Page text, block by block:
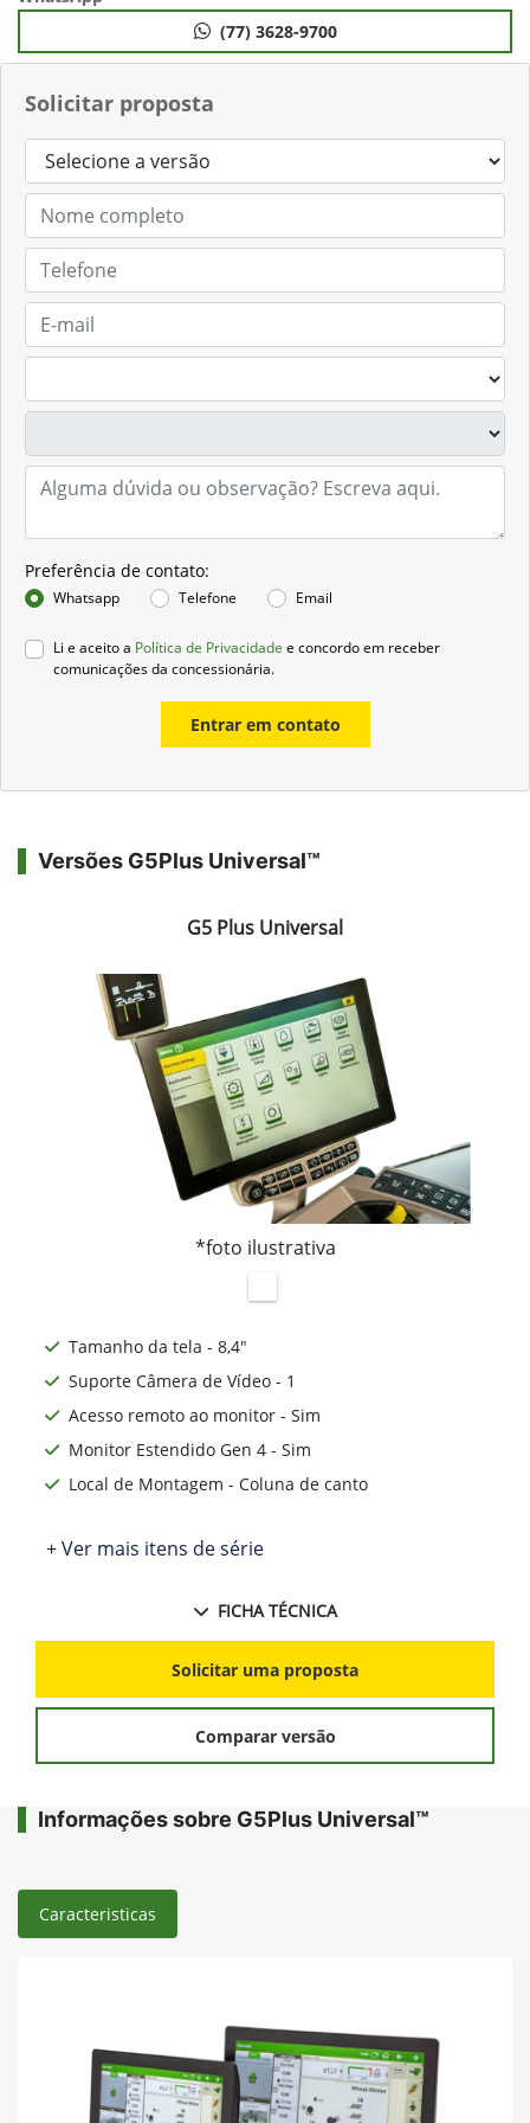
Solicitar proposta
Preferência de contato:
Whatsapp Telefone Email
Li e aceito a Política de Privacidade e concordo em receber
comunicações da concessionária.
Entrar em contato
(77) 3628-9700
Versões G5Plus Universal™
G5 Plus Universal
*foto ilustrativa
Tamanho da tela - 8,4"
Suporte Câmera de Vídeo - 1
Acesso remoto ao monitor - Sim
Monitor Estendido Gen 4 - Sim
Local de Montagem - Coluna de canto
+ Ver mais itens de série
FICHA TÉCNICA
Solicitar uma proposta
Comparar versão
Informações sobre G5Plus Universal™
Caracteristicas